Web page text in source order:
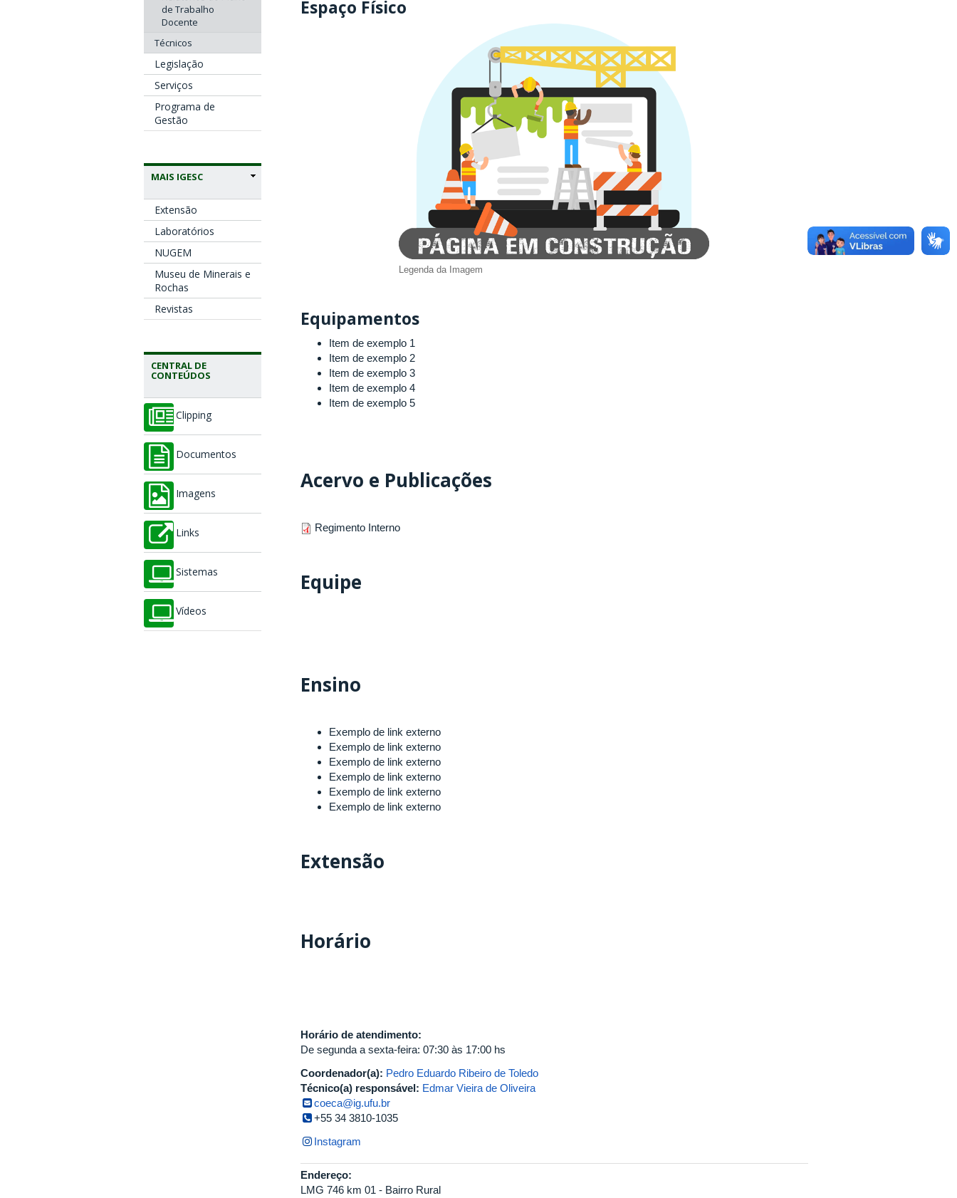
de Trabalho
Docente
Técnicos
Legislação
Serviços
Programa de
Gestão
MAIS IGESC
Extensão
Laboratórios
NUGEM
Museu de Minerais e
Rochas
Revistas
CENTRAL DE
CONTEÚDOS
Clipping
Documentos
Imagens
Links
Sistemas
Vídeos
Espaço Físico
Legenda da Imagem
Equipamentos
Item de exemplo 1
Item de exemplo 2
Item de exemplo 3
Item de exemplo 4
Item de exemplo 5
Acervo e Publicações
Regimento Interno
Equipe
Ensino
Exemplo de link externo
Exemplo de link externo
Exemplo de link externo
Exemplo de link externo
Exemplo de link externo
Exemplo de link externo
Extensão
Horário
Horário de atendimento:
De segunda a sexta-feira: 07:30 às 17:00 hs
Coordenador(a): Pedro Eduardo Ribeiro de Toledo
Técnico(a) responsável: Edmar Vieira de Oliveira
coeca@ig.ufu.br
+55 34 3810-1035
Instagram
Endereço:
LMG 746 km 01 - Bairro Rural